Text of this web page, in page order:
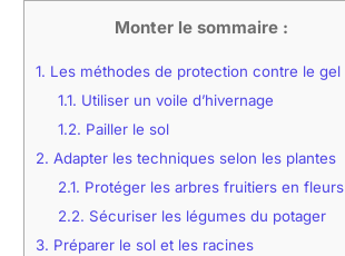
Monter le sommaire :
1. Les méthodes de protection contre le gel
1.1. Utiliser un voile d’hivernage
1.2. Pailler le sol
2. Adapter les techniques selon les plantes
2.1. Protéger les arbres fruitiers en fleurs
2.2. Sécuriser les légumes du potager
3. Préparer le sol et les racines